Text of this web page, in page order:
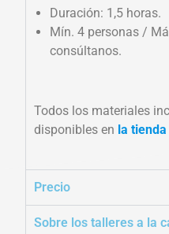
Duración: 1,5 horas.
Mín. 4 personas /
consúltanos.
Todos los materiales
disponibles en la
Precio
Sobre los talleres a la